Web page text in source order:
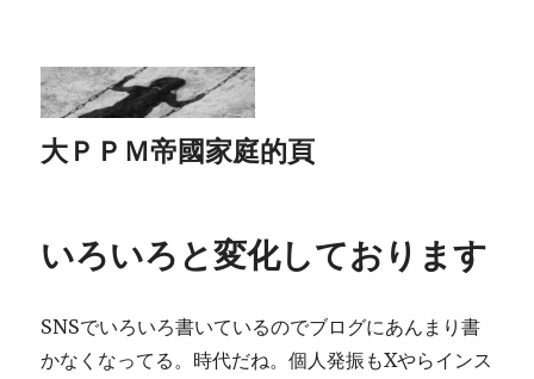
大ＰＰＭ帝國家庭的頁
いろいろと変化しております
SNSでいろいろ書いているのでブログにあんまり書
かなくなってる。時代だね。個人発振もXやらインス